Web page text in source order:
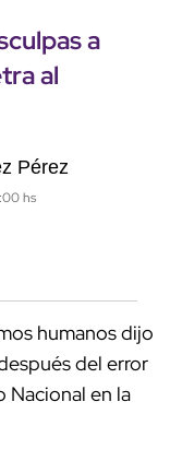
a
al
Pérez
hs
humanos dijo
del error
Nacional en la